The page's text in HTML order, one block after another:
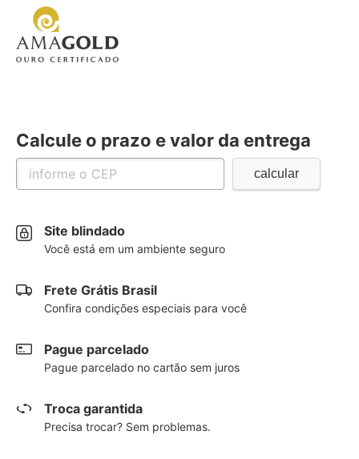
Calcule o prazo e valor da entrega
Site blindado
Você está em um ambiente seguro
Frete Grátis Brasil
Confira condições especiais para você
Pague parcelado
Pague parcelado no cartão sem juros
Troca garantida
Precisa trocar? Sem problemas.